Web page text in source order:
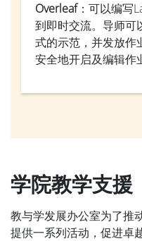
Overleaf：可以编写
到即时交流。导师可
式的示范，并发放作
安全地开启及编辑作
学院教学支援
教与学发展办公室为了推
提供一系列活动，促进卓